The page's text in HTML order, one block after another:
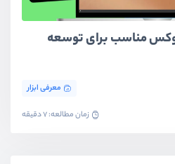
مناسب برای توسعه
معرفی ابزار
زمان مطالعه: 7 دقیقه